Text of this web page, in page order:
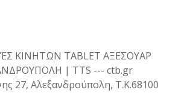
27, Αλεξανδρούπολη, Τ.Κ.68100